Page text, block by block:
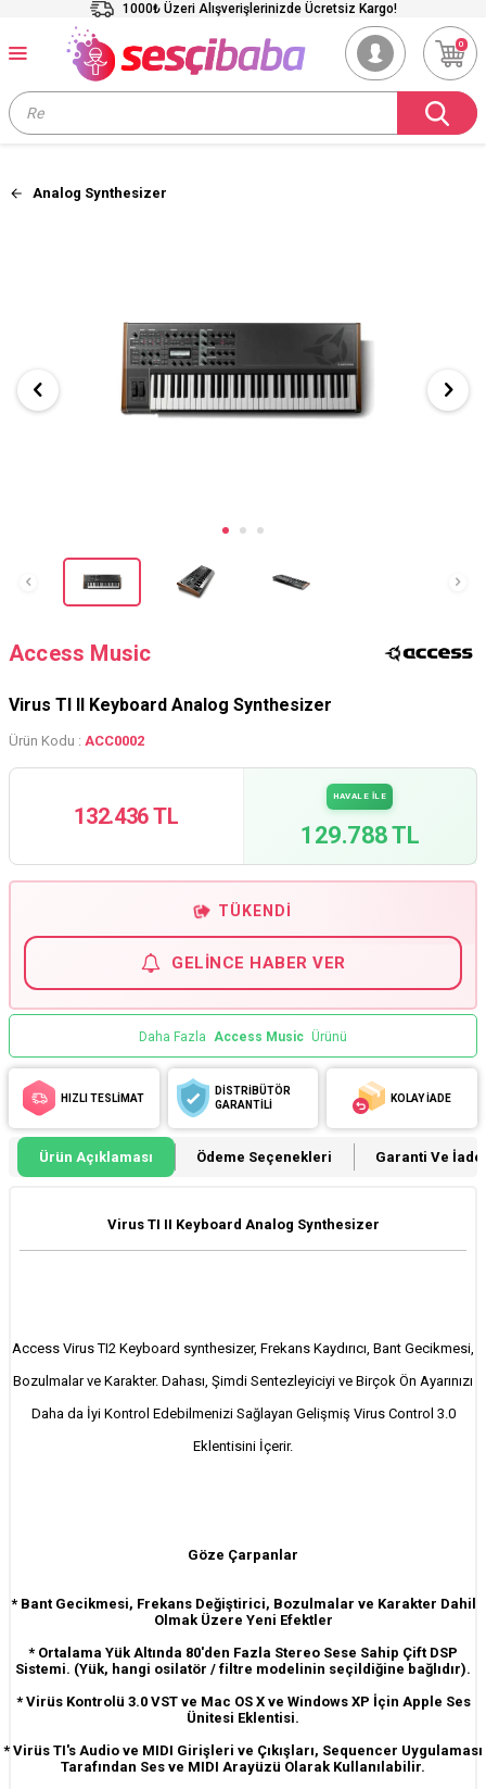
1000₺ Üzeri Alışverişlerinizde Ücretsiz Kargo!
0
Analog Synthesizer
Access Music
Virus TI II Keyboard Analog Synthesizer
Ürün Kodu : ACC0002
132.436 TL
HAVALE İLE
129.788 TL
TÜKENDI
GELINCE HABER VER
Daha Fazla Access Music Ürünü
HIZLI TESLİMAT
DİSTRİBÜTÖR
GARANTİLİ
KOLAY İADE
Ürün Açıklaması Ödeme Seçenekleri Garanti Ve İade
Virus TI II Keyboard Analog Synthesizer
Access Virus TI2 Keyboard synthesizer, Frekans Kaydırıcı, Bant Gecikmesi,
Bozulmalar ve Karakter. Dahası, Şimdi Sentezleyiciyi ve Birçok Ön Ayarınızı
Daha da İyi Kontrol Edebilmenizi Sağlayan Gelişmiş Virus Control 3.0
Eklentisini İçerir.
Göze Çarpanlar
* Bant Gecikmesi, Frekans Değiştirici, Bozulmalar ve Karakter Dahil
Olmak Üzere Yeni Efektler
* Ortalama Yük Altında 80'den Fazla Stereo Sese Sahip Çift DSP
Sistemi. (Yük, hangi osilatör / filtre modelinin seçildiğine bağlıdır).
* Virüs Kontrolü 3.0 VST ve Mac OS X ve Windows XP İçin Apple Ses
Ünitesi Eklentisi.
* Virüs TI's Audio ve MIDI Girişleri ve Çıkışları, Sequencer Uygulaması
Tarafından Ses ve MIDI Arayüzü Olarak Kullanılabilir.